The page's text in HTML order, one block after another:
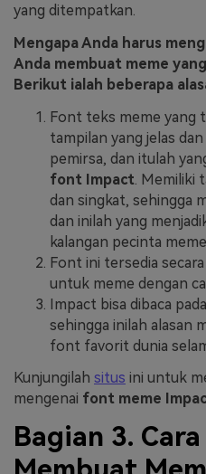
yang ditempatkan.
Mengapa Anda harus
Anda membuat meme
Berikut ialah beberapa
Font teks meme yang
tampilan yang jelas
pemirsa, dan itulah
font Impact . Memiliki
dan singkat, sehingga
dan inilah yang
kalangan pecinta meme.
Font ini tersedia
untuk meme dengan
Impact bisa dibaca
sehingga inilah alasan
font favorit dunia
Kunjungilah situs ini untuk
mengenai font meme
Bagian 3.